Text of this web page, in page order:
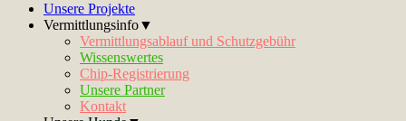
Unsere Projekte
Vermittlungsinfo▼
Vermittlungsablauf und Schutzgebühr
Wissenswertes
Chip-Registrierung
Unsere Partner
Kontakt